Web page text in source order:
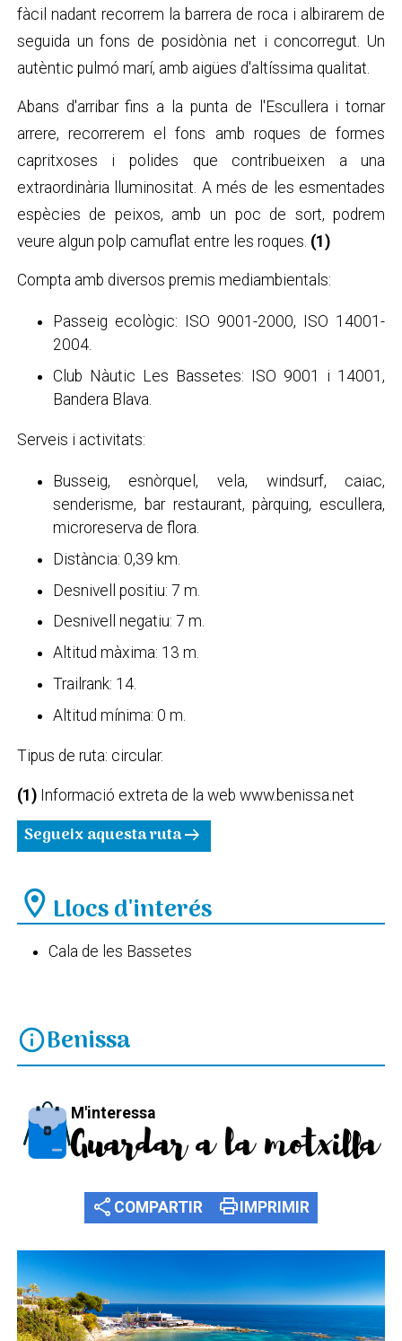
fàcil nadant recorrem la barrera de roca i albirarem de
seguida un fons de posidònia net i concorregut. Un
autèntic pulmó marí, amb aigües d'altíssima qualitat.
Abans d'arribar fins a la punta de l'Escullera i tornar
arrere, recorrerem el fons amb roques de formes
capritxoses i polides que contribueixen a una
extraordinària lluminositat. A més de les esmentades
espècies de peixos, amb un poc de sort, podrem
veure algun polp camuflat entre les roques. (1)
Compta amb diversos premis mediambientals:
Passeig ecològic: ISO 9001-2000, ISO 14001-
2004.
Club Nàutic Les Bassetes: ISO 9001 i 14001,
Bandera Blava.
Serveis i activitats:
Busseig, esnòrquel, vela, windsurf, caiac,
senderisme, bar restaurant, pàrquing, escullera,
microreserva de flora.
Distància: 0,39 km.
Desnivell positiu: 7 m.
Desnivell negatiu: 7 m.
Altitud màxima: 13 m.
Trailrank: 14.
Altitud mínima: 0 m.
Tipus de ruta: circular.
(1) Informació extreta de la web www.benissa.net
Segueix aquesta rutaarrow_right_alt
location_on Llocs d'interés
Cala de les Bassetes
infoBenissa
M'interessa
Guardar a la motxilla
share COMPARTIR print IMPRIMIR